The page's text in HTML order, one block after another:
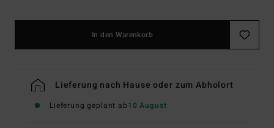
In den Warenkorb
Lieferung nach Hause oder zum Abholort
Lieferung geplant ab10 August